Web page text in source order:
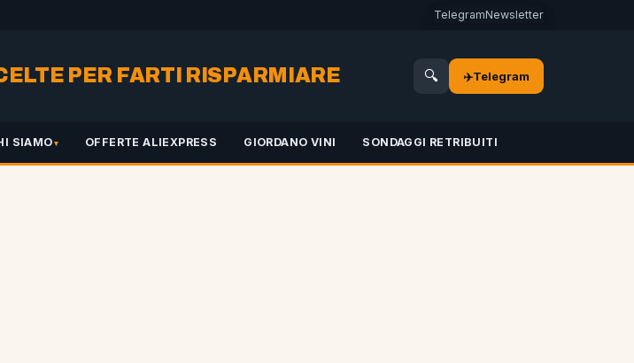
TelegramNewsletter
PER FARTI RISPARMIARE 🔍 ✈️Telegram
SIAMO OFFERTE ALIEXPRESS GIORDANO VINI SONDAGGI RETRIBUITI